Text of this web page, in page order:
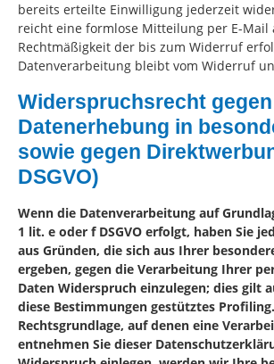
bereits erteilte Einwilligung jederzeit
reicht eine formlose Mitteilung per E-Mail
Rechtmäßigkeit der bis zum Widerruf
Datenverarbeitung bleibt vom Widerruf
Widerspruchsrecht
Datenerhebung in
sowie gegen
DSGVO)
Wenn die Datenverarbeitung auf
1 lit. e oder f DSGVO erfolgt, haben Sie
aus Gründen, die sich aus Ihrer
ergeben, gegen die Verarbeitung Ihrer
Daten Widerspruch einzulegen; dies gilt
diese Bestimmungen gestütztes
Rechtsgrundlage, auf denen eine
entnehmen Sie dieser